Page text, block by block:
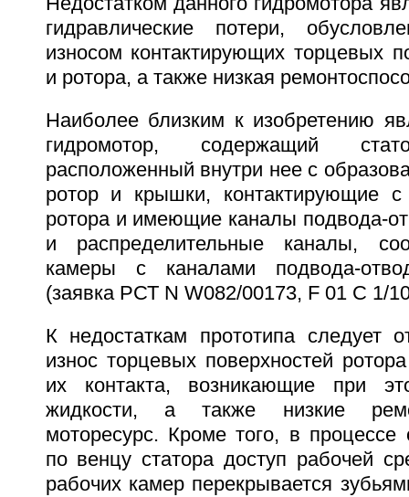
гидравлические потери,
износом контактирующих торцевых
и ротора, а также низкая
Наиболее близким к изобретению
гидромотор, содержащий
расположенный внутри нее с
ротор и крышки, контактирующие
ротора и имеющие каналы подвода-
и распределительные каналы,
камеры с каналами подвода-
(заявка РСТ N W082/00173, F 01 C 1/
К недостаткам прототипа следует
износ торцевых поверхностей
их контакта, возникающие при
жидкости, а также низкие
моторесурс. Кроме того, в процессе
по венцу статора доступ рабочей
рабочих камер перекрывается